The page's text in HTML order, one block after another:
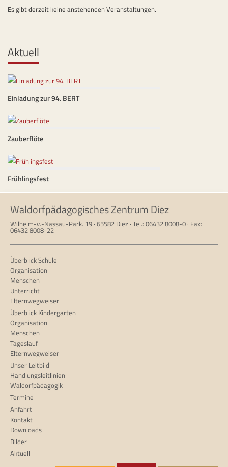
Es gibt derzeit keine anstehenden Veranstaltungen.
Aktuell
Einladung zur 94. BERT
Zauberflöte
Frühlingsfest
Waldorfpädagogisches Zentrum Diez
Wilhelm-v.-Nassau-Park. 19 · 65582 Diez · Tel.: 06432 8008-0 · Fax:
06432 8008-22
Überblick Schule
Organisation
Menschen
Unterricht
Elternwegweiser
Überblick Kindergarten
Organisation
Menschen
Tageslauf
Elternwegweiser
Unser Leitbild
Handlungsleitlinien
Waldorfpädagogik
Termine
Anfahrt
Kontakt
Downloads
Bilder
Aktuell